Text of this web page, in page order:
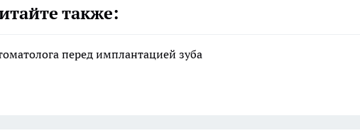
также:
перед имплантацией зуба